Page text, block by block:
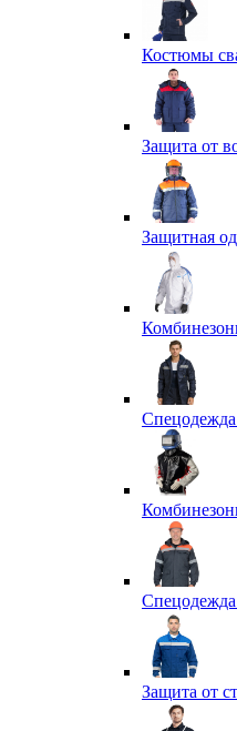
Костюмы
Защита от
Защитная
Защита от